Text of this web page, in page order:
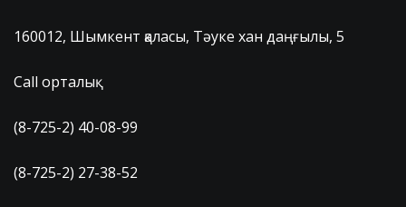
160012, Шымкент қаласы, Тәуке хан даңғылы, 5
Call орталық
(8-725-2) 40-08-99
(8-725-2) 27-38-52